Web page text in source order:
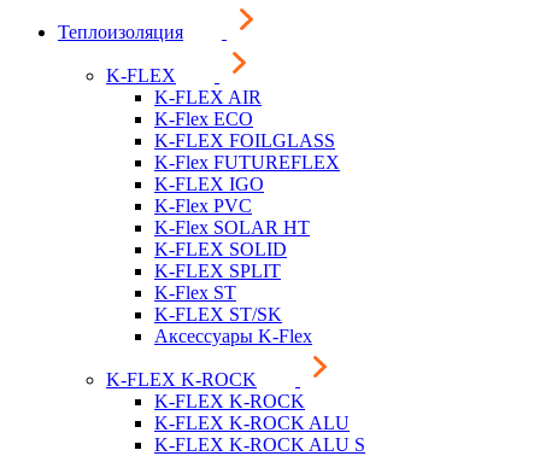
Теплоизоляция
K-FLEX
K-FLEX AIR
K-Flex ECO
K-FLEX FOILGLASS
K-Flex FUTUREFLEX
K-FLEX IGO
K-Flex PVC
K-Flex SOLAR HT
K-FLEX SOLID
K-FLEX SPLIT
K-Flex ST
K-FLEX ST/SK
Аксессуары K-Flex
K-FLEX K-ROCK
K-FLEX K-ROCK
K-FLEX K-ROCK ALU
K-FLEX K-ROCK ALU S